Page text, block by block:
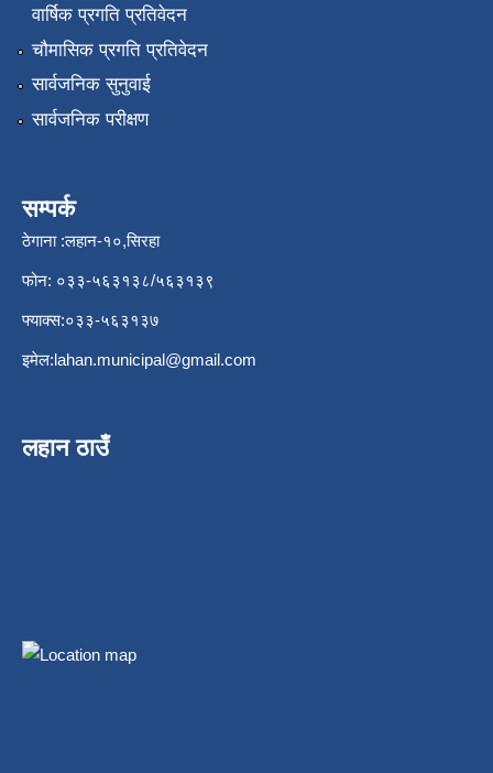
वार्षिक प्रगति प्रतिवेदन
चौमासिक प्रगति प्रतिवेदन
सार्वजनिक सुनुवाई
सार्वजनिक परीक्षण
सम्पर्क
ठेगाना :लहान-१०,सिरहा
फोन: ०३३-५६३१३८/५६३१३९
फ्याक्स:०३३-५६३१३७
इमेल:lahan.municipal@gmail.com
लहान ठाउँ